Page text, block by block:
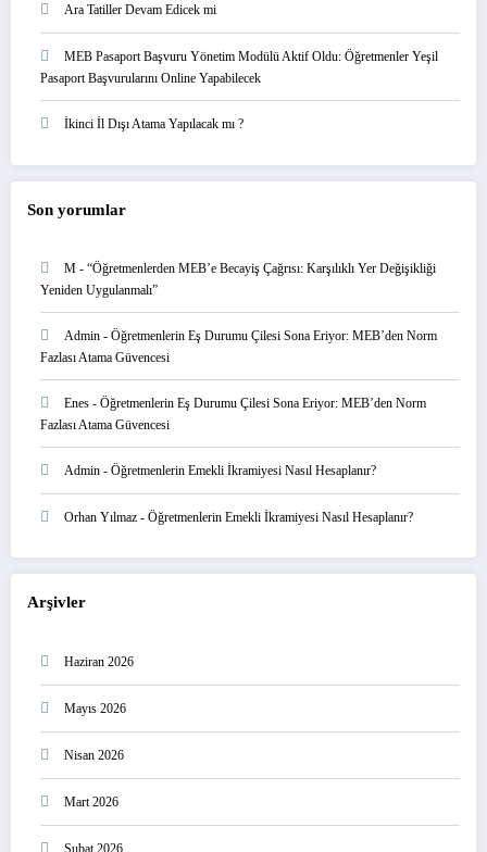
Ara Tatiller Devam Edicek mi
MEB Pasaport Başvuru Yönetim Modülü Aktif Oldu: Öğretmenler Yeşil
Pasaport Başvurularını Online Yapabilecek
İkinci İl Dışı Atama Yapılacak mı ?
Son yorumlar
M - “Öğretmenlerden MEB’e Becayiş Çağrısı: Karşılıklı Yer Değişikliği
Yeniden Uygulanmalı”
Admin - Öğretmenlerin Eş Durumu Çilesi Sona Eriyor: MEB’den Norm
Fazlası Atama Güvencesi
Enes - Öğretmenlerin Eş Durumu Çilesi Sona Eriyor: MEB’den Norm
Fazlası Atama Güvencesi
Admin - Öğretmenlerin Emekli İkramiyesi Nasıl Hesaplanır?
Orhan Yılmaz - Öğretmenlerin Emekli İkramiyesi Nasıl Hesaplanır?
Arşivler
Haziran 2026
Mayıs 2026
Nisan 2026
Mart 2026
Şubat 2026